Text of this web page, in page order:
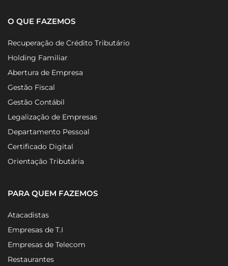
O QUE FAZEMOS
Recuperação de Crédito Tributário
Holding Familiar
Abertura de Empresa
Gestão Fiscal
Gestão Contábil
Legalização de Empresas
Departamento Pessoal
Certificado Digital
Orientação Tributária
PARA QUEM FAZEMOS
Atacadistas
Empresas de T.I
Empresas de Telecom
Restaurantes